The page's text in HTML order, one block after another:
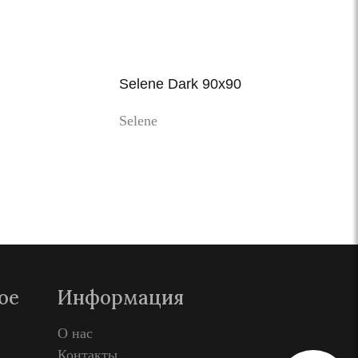
Selene Dark 90x90
Selene
Информация
О нас
Контакты